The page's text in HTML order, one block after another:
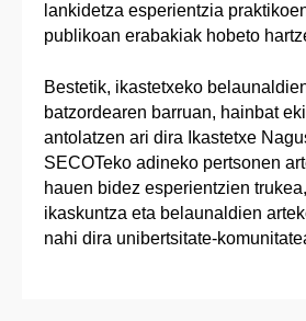
lankidetza esperientzia
publikoan erabakiak hobeto
Bestetik, ikastetxeko
batzordearen barruan, hainbat
antolatzen ari dira Ikastetxe
SECOTeko adineko pertsonen
hauen bidez esperientzien
ikaskuntza eta belaunaldien
nahi dira unibertsitate-